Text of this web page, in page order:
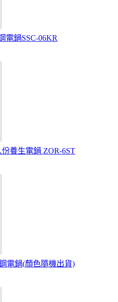
電鍋SSC-06KR
養生電鍋 ZOR-6ST
電鍋(顏色隨機出貨)